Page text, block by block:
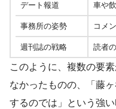
デート報道 車や
事務所の姿勢 コメ
週刊誌の戦略 読者
このように、複数の要
なかったものの、「藤
するのでは」という強